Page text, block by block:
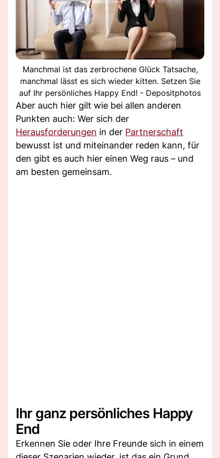
Manchmal ist das zerbrochene Glück Tatsache,
manchmal lässt es sich wieder kitten. Setzen Sie
auf Ihr persönliches Happy End! - Depositphotos
Aber auch hier gilt wie bei allen anderen
Punkten auch: Wer sich der
Herausforderungen in der Partnerschaft
bewusst ist und miteinander reden kann, für
den gibt es auch hier einen Weg raus – und
am besten gemeinsam.
Ihr ganz persönliches Happy
End
Erkennen Sie oder Ihre Freunde sich in einem